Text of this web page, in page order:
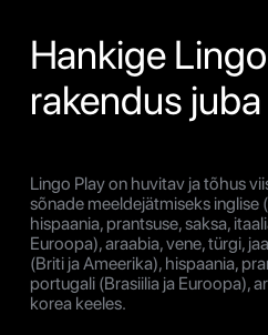
Hankige
rakendus
Lingo Play on huvitav ja tõhus
sõnade meeldejätmiseks inglise
hispaania, prantsuse, saksa,
Euroopa), araabia, vene, türgi,
(Briti ja Ameerika), hispaania,
portugali (Brasiilia ja Euroopa),
korea keeles.